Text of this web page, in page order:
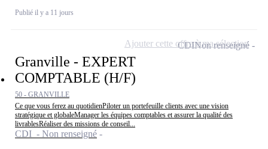
Publié il y a 11 jours
Granville - EXPERT
COMPTABLE (H/F)
50 - GRANVILLE
Ce que vous ferez au quotidienPiloter un portefeuille clients avec une vision
stratégique et globaleManager les équipes comptables et assurer la qualité des
livrablesRéaliser des missions de conseil...
CDI - Non renseigné
CDINon renseigné
Ajouter cette offre à ma sélection